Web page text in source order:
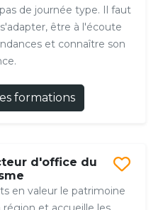
de journée type. Il faut
être à l'écoute
et connaître son
formations
d'office du
en valeur le patrimoine